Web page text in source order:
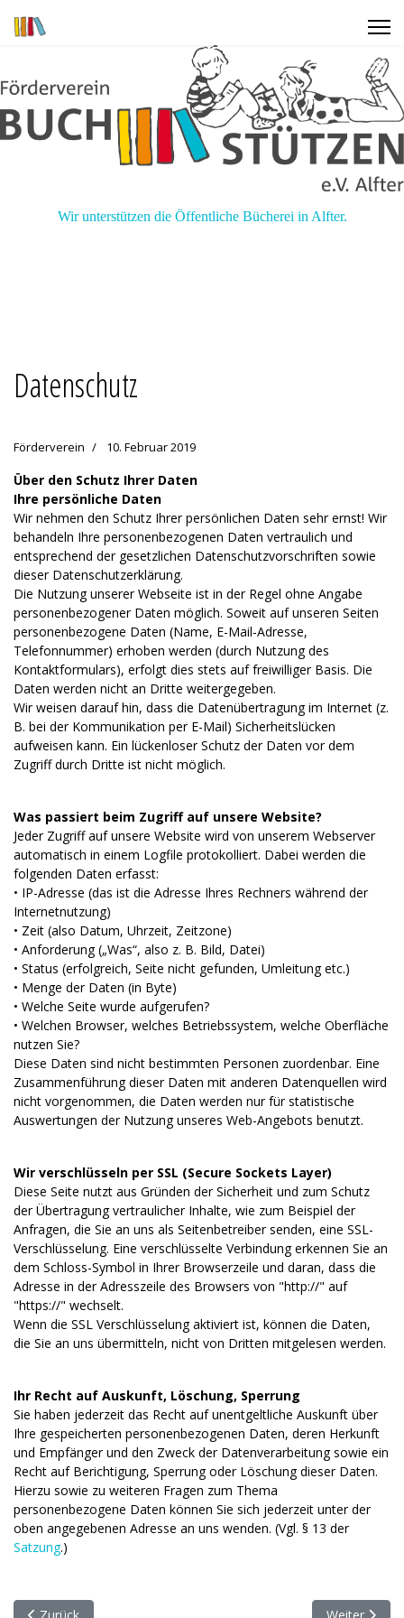
Wir unterstützen die Öffentliche Bücherei in Alfter.
Datenschutz
Förderverein 10. Februar 2019
Über den Schutz Ihrer Daten
Ihre persönliche Daten
Wir nehmen den Schutz Ihrer persönlichen Daten sehr ernst! Wir
behandeln Ihre personenbezogenen Daten vertraulich und
entsprechend der gesetzlichen Datenschutzvorschriften sowie
dieser Datenschutzerklärung.
Die Nutzung unserer Webseite ist in der Regel ohne Angabe
personenbezogener Daten möglich. Soweit auf unseren Seiten
personenbezogene Daten (Name, E-Mail-Adresse,
Telefonnummer) erhoben werden (durch Nutzung des
Kontaktformulars), erfolgt dies stets auf freiwilliger Basis. Die
Daten werden nicht an Dritte weitergegeben.
Wir weisen darauf hin, dass die Datenübertragung im Internet (z.
B. bei der Kommunikation per E-Mail) Sicherheitslücken
aufweisen kann. Ein lückenloser Schutz der Daten vor dem
Zugriff durch Dritte ist nicht möglich.
Was passiert beim Zugriff auf unsere Website?
Jeder Zugriff auf unsere Website wird von unserem Webserver
automatisch in einem Logfile protokolliert. Dabei werden die
folgenden Daten erfasst:
• IP-Adresse (das ist die Adresse Ihres Rechners während der
Internetnutzung)
• Zeit (also Datum, Uhrzeit, Zeitzone)
• Anforderung („Was“, also z. B. Bild, Datei)
• Status (erfolgreich, Seite nicht gefunden, Umleitung etc.)
• Menge der Daten (in Byte)
• Welche Seite wurde aufgerufen?
• Welchen Browser, welches Betriebssystem, welche Oberfläche
nutzen Sie?
Diese Daten sind nicht bestimmten Personen zuordenbar. Eine
Zusammenführung dieser Daten mit anderen Datenquellen wird
nicht vorgenommen, die Daten werden nur für statistische
Auswertungen der Nutzung unseres Web-Angebots benutzt.
Wir verschlüsseln per SSL (Secure Sockets Layer)
Diese Seite nutzt aus Gründen der Sicherheit und zum Schutz
der Übertragung vertraulicher Inhalte, wie zum Beispiel der
Anfragen, die Sie an uns als Seitenbetreiber senden, eine SSL-
Verschlüsselung. Eine verschlüsselte Verbindung erkennen Sie an
dem Schloss-Symbol in Ihrer Browserzeile und daran, dass die
Adresse in der Adresszeile des Browsers von "http://" auf
"https://" wechselt.
Wenn die SSL Verschlüsselung aktiviert ist, können die Daten,
die Sie an uns übermitteln, nicht von Dritten mitgelesen werden.
Ihr Recht auf Auskunft, Löschung, Sperrung
Sie haben jederzeit das Recht auf unentgeltliche Auskunft über
Ihre gespeicherten personenbezogenen Daten, deren Herkunft
und Empfänger und den Zweck der Datenverarbeitung sowie ein
Recht auf Berichtigung, Sperrung oder Löschung dieser Daten.
Hierzu sowie zu weiteren Fragen zum Thema
personenbezogene Daten können Sie sich jederzeit unter der
oben angegebenen Adresse an uns wenden. (Vgl. § 13 der
Satzung.)
Vorheriger Beitrag: Kreativ auch im Sommer – Häkeln in der
Nächster